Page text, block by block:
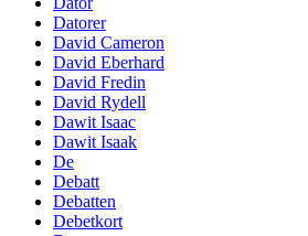
Datorer
David Cameron
David Eberhard
David Fredin
David Rydell
Dawit Isaac
Dawit Isaak
De
Debatt
Debatten
Debetkort